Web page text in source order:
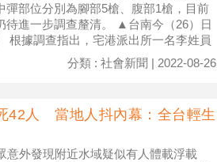
部位分別為腳部5槍、腹部1槍，目前
待進一步調查釐清。 ▲台南今（26）日
根據調查指出，宅港派出所一名李姓員
分類 : 社會新聞 | 2022-08-26
42人 當地人抖內幕：全台輕生
意外發現附近水域疑似有人體載浮載